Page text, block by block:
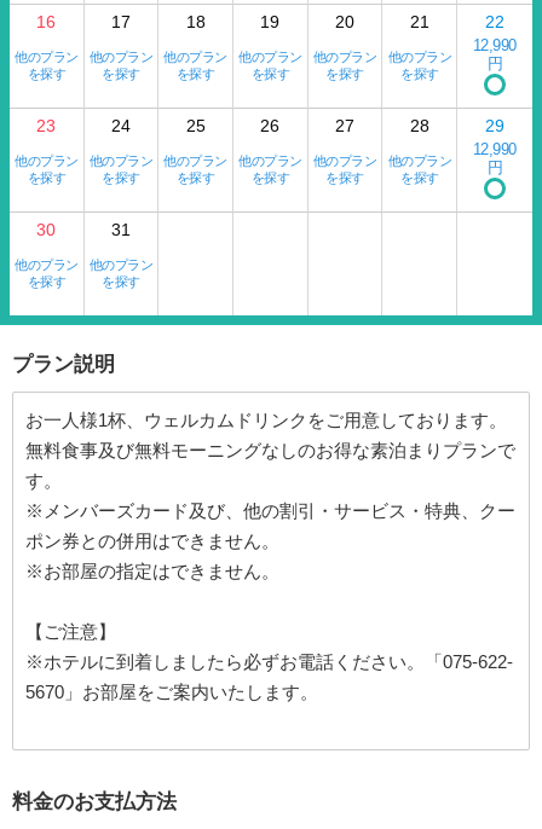
16
他のプラン
を探す
17
他のプラン
を探す
18
他のプラン
を探す
19
他のプラン
を探す
20
他のプラン
を探す
21
他のプラン
を探す
22
12,990
円
23
他のプラン
を探す
24
他のプラン
を探す
25
他のプラン
を探す
26
他のプラン
を探す
27
他のプラン
を探す
28
他のプラン
を探す
29
12,990
円
30
他のプラン
を探す
31
他のプラン
を探す
プラン説明
お一人様1杯、ウェルカムドリンクをご用意しております。
無料食事及び無料モーニングなしのお得な素泊まりプランで
す。
※メンバーズカード及び、他の割引・サービス・特典、クー
ポン券との併用はできません。
※お部屋の指定はできません。
【ご注意】
※ホテルに到着しましたら必ずお電話ください。「075-622-
5670」お部屋をご案内いたします。
料金のお支払方法